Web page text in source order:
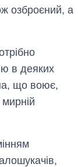
озброєний, а
в деяких
що воює,